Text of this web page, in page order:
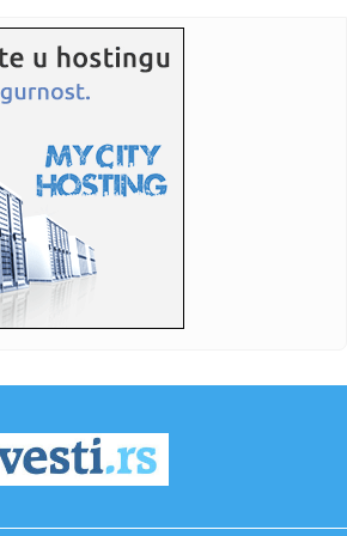
u Grčkoj: Proglašen najviši nivo pripravnosti
završavaju na malom ostrvu: Zašto
2026 Peugeot 408 Hybrid
Kineza: Razvoj novog automobila sada traje
u Apple-u odavao tajne kad je otišao u